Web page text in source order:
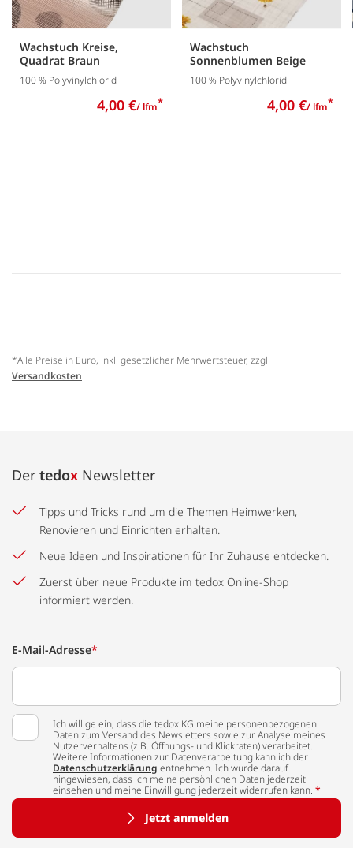
Wachstuch Kreise,
Quadrat Braun
100 % Polyvinylchlorid
4,00 €/ lfm*
Wachstuch
Sonnenblumen Beige
100 % Polyvinylchlorid
4,00 €/ lfm*
*Alle Preise in Euro, inkl. gesetzlicher Mehrwertsteuer, zzgl.
Versandkosten
Der tedox Newsletter
Tipps und Tricks rund um die Themen Heimwerken,
Renovieren und Einrichten erhalten.
Neue Ideen und Inspirationen für Ihr Zuhause entdecken.
Zuerst über neue Produkte im tedox Online-Shop
informiert werden.
E-Mail-Adresse*
Ich willige ein, dass die tedox KG meine personenbezogenen
Daten zum Versand des Newsletters sowie zur Analyse meines
Nutzerverhaltens (z.B. Öffnungs- und Klickraten) verarbeitet.
Weitere Informationen zur Datenverarbeitung kann ich der
Datenschutzerklärung entnehmen. Ich wurde darauf
hingewiesen, dass ich meine persönlichen Daten jederzeit
einsehen und meine Einwilligung jederzeit widerrufen kann. *
Jetzt anmelden